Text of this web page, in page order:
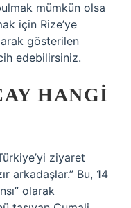
mümkün olsa
için Rize’ye
gösterilen
edebilirsiniz.
HANGI
ziyaret
arkadaşlar.” Bu, 14
olarak